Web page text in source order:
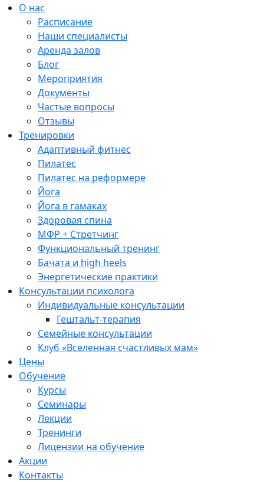
О нас
Расписание
Наши специалисты
Аренда залов
Блог
Мероприятия
Документы
Частые вопросы
Отзывы
Тренировки
Адаптивный фитнес
Пилатес
Пилатес на реформере
Йога
Йога в гамаках
Здоровая спина
МФР + Стретчинг
Функциональный тренинг
Бачата и high heels
Энергетические практики
Консультации психолога
Индивидуальные консультации
Гештальт-терапия
Семейные консультации
Клуб «Вселенная счастливых мам»
Цены
Обучение
Курсы
Семинары
Лекции
Тренинги
Лицензии на обучение
Акции
Контакты